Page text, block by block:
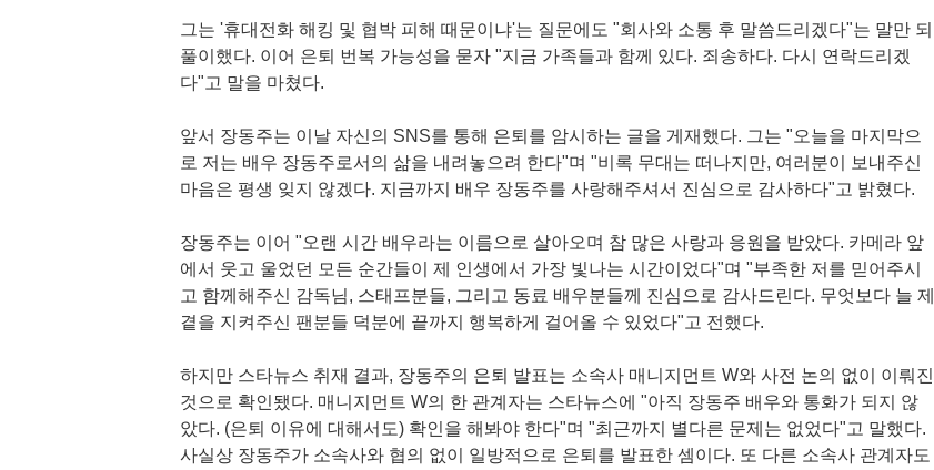
그는 '휴대전화 해킹 및 협박 피해 때문이냐'는 질문에도 "회사와 소통 후 말씀드리겠다"는 말만 되
풀이했다. 이어 은퇴 번복 가능성을 묻자 "지금 가족들과 함께 있다. 죄송하다. 다시 연락드리겠
다"고 말을 마쳤다.
앞서 장동주는 이날 자신의 SNS를 통해 은퇴를 암시하는 글을 게재했다. 그는 "오늘을 마지막으
로 저는 배우 장동주로서의 삶을 내려놓으려 한다"며 "비록 무대는 떠나지만, 여러분이 보내주신
마음은 평생 잊지 않겠다. 지금까지 배우 장동주를 사랑해주셔서 진심으로 감사하다"고 밝혔다.
장동주는 이어 "오랜 시간 배우라는 이름으로 살아오며 참 많은 사랑과 응원을 받았다. 카메라 앞
에서 웃고 울었던 모든 순간들이 제 인생에서 가장 빛나는 시간이었다"며 "부족한 저를 믿어주시
고 함께해주신 감독님, 스태프분들, 그리고 동료 배우분들께 진심으로 감사드린다. 무엇보다 늘 제
곁을 지켜주신 팬분들 덕분에 끝까지 행복하게 걸어올 수 있었다"고 전했다.
하지만 스타뉴스 취재 결과, 장동주의 은퇴 발표는 소속사 매니지먼트 W와 사전 논의 없이 이뤄진
것으로 확인됐다. 매니지먼트 W의 한 관계자는 스타뉴스에 "아직 장동주 배우와 통화가 되지 않
았다. (은퇴 이유에 대해서도) 확인을 해봐야 한다"며 "최근까지 별다른 문제는 없었다"고 말했다.
사실상 장동주가 소속사와 협의 없이 일방적으로 은퇴를 발표한 셈이다. 또 다른 소속사 관계자도